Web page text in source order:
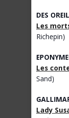
DES
Les
Richepin)
Les
Sand)
Lady